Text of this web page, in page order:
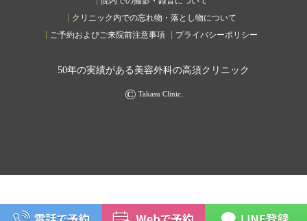
クリニック内での忘れ物・落とし物について
ご予約およびご来院前注意事項
プライバシーポリシー
50年の実績がある美容外科の高須クリニック
© Takasu Clinic.